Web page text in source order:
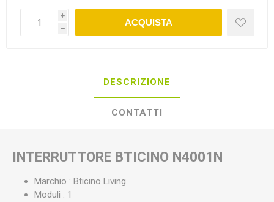
i
h
ACQUISTA
DESCRIZIONE
CONTATTI
INTERRUTTORE BTICINO N4001N
Marchio : Bticino Living
Moduli : 1